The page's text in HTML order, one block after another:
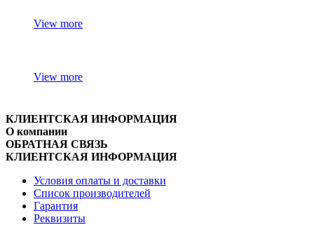
View more
View more
КЛИЕНТСКАЯ ИНФОРМАЦИЯ
О компании
ОБРАТНАЯ СВЯЗЬ
КЛИЕНТСКАЯ ИНФОРМАЦИЯ
Условия оплаты и доставки
Список производителей
Гарантия
Реквизиты